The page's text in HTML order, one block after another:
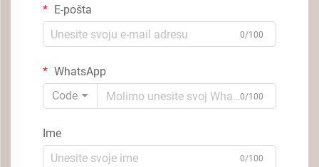
E-pošta
0/100
WhatsApp
Code
0/100
Ime
0/100